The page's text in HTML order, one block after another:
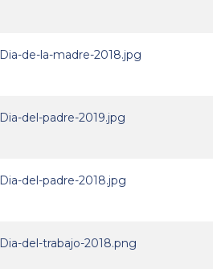
Dia-de-la-madre-2018.jpg
Dia-del-padre-2019.jpg
Dia-del-padre-2018.jpg
Dia-del-trabajo-2018.png